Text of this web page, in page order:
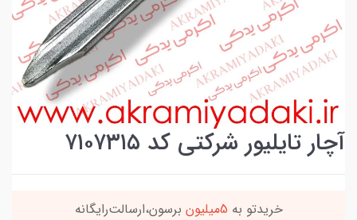
آچار تایلیور شرکتی کد ۷۱۰۷۳۱۵
خریدتو به 5میلیون برسون،ارسالت‌رایگانه